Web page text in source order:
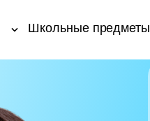
Школьные предметы